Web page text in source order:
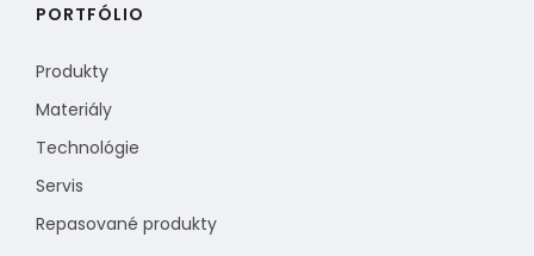
PORTFÓLIO
Produkty
Materiály
Technológie
Servis
Repasované produkty